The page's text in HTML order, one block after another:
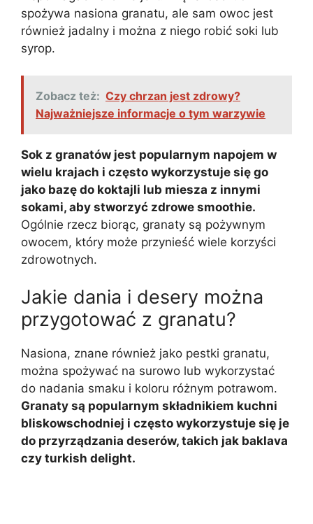
spożywa nasiona granatu, ale sam owoc jest
również jadalny i można z niego robić soki lub
syrop.
Zobacz też: Czy chrzan jest zdrowy?
Najważniejsze informacje o tym warzywie
Sok z granatów jest popularnym napojem w
wielu krajach i często wykorzystuje się go
jako bazę do koktajli lub miesza z innymi
sokami, aby stworzyć zdrowe smoothie.
Ogólnie rzecz biorąc, granaty są pożywnym
owocem, który może przynieść wiele korzyści
zdrowotnych.
Jakie dania i desery można
przygotować z granatu?
Nasiona, znane również jako pestki granatu,
można spożywać na surowo lub wykorzystać
do nadania smaku i koloru różnym potrawom.
Granaty są popularnym składnikiem kuchni
bliskowschodniej i często wykorzystuje się je
do przyrządzania deserów, takich jak baklava
czy turkish delight.